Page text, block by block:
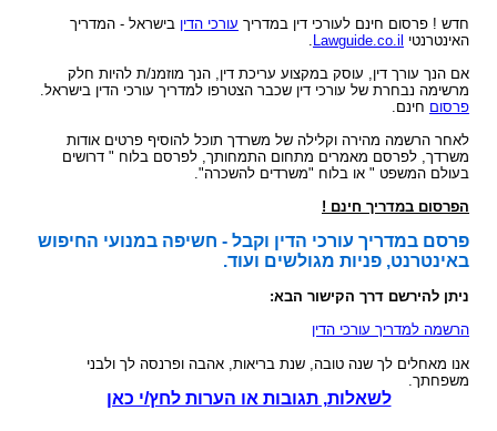
חדש ! פרסום חינם לעורכי דין במדריך עורכי הדין בישראל - המדריך
האינטרנטי Lawguide.co.il
.
אם הנך עורך דין, עוסק במקצוע עריכת דין, הנך מוזמנ/ת להיות חלק
מרשימה נבחרת של עורכי דין שכבר הצטרפו למדריך עורכי הדין בישראל.
פרסום חינם.
לאחר הרשמה מהירה וקלילה של משרדך תוכל להוסיף פרטים אודות
משרדך, לפרסם מאמרים מתחום התמחותך, לפרסם בלוח " דרושים
בעולם המשפט " או בלוח "משרדים להשכרה".
הפרסום במדריך חינם !
פרסם במדריך עורכי הדין וקבל - חשיפה במנועי החיפוש
באינטרנט, פניות מגולשים ועוד.
ניתן להירשם דרך הקישור הבא:
הרשמה למדריך עורכי הדין
אנו מאחלים לך שנה טובה, שנת בריאות, אהבה ופרנסה לך ולבני
משפחתך.
לשאלות, תגובות או הערות לחץ/י כאן